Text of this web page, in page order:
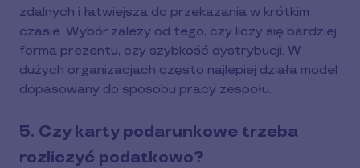
zdalnych i łatwiejsza do przekazania w krótkim
czasie. Wybór zależy od tego, czy liczy się bardziej
forma prezentu, czy szybkość dystrybucji. W
dużych organizacjach często najlepiej działa model
dopasowany do sposobu pracy zespołu.
5. Czy karty podarunkowe trzeba
rozliczyć podatkowo?